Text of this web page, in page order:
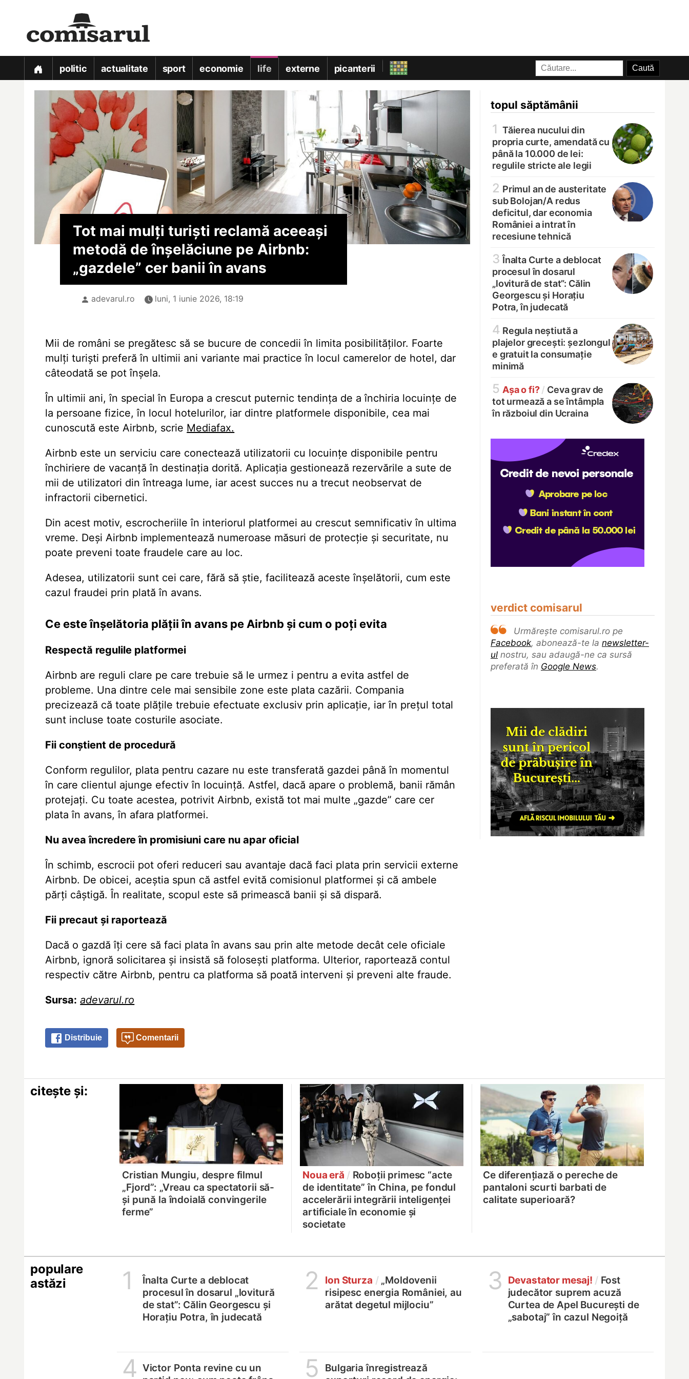
politic actualitate sport economie life externe picanterii
topul săptămânii
1 Tăierea nucului din
propria curte, amendată cu
până la 10.000 de lei:
regulile stricte ale legii
2 Primul an de austeritate
sub Bolojan/A redus
deficitul, dar economia
României a intrat în
recesiune tehnică
3 Înalta Curte a deblocat
procesul în dosarul
„lovitură de stat”: Călin
Georgescu și Horațiu
Potra, în judecată
4 Regula neștiută a
plajelor grecești: șezlongul
e gratuit la consumație
minimă
5 Așa o fi? / Ceva grav de
tot urmează a se întâmpla
în războiul din Ucraina
verdict comisarul
Urmărește comisarul.ro pe
Facebook, abonează-te la newsletter-
ul nostru, sau adaugă-ne ca sursă
preferată în Google News.
Tot mai mulți turiști reclamă aceeași
metodă de înșelăciune pe Airbnb:
„gazdele” cer banii în avans
adevarul.ro luni, 1 iunie 2026, 18:19
Mii de români se pregătesc să se bucure de concedii în limita posibilităților. Foarte
mulți turiști preferă în ultimii ani variante mai practice în locul camerelor de hotel, dar
câteodată se pot înșela.
În ultimii ani, în special în Europa a crescut puternic tendința de a închiria locuințe de
la persoane fizice, în locul hotelurilor, iar dintre platformele disponibile, cea mai
cunoscută este Airbnb, scrie Mediafax.
Airbnb este un serviciu care conectează utilizatorii cu locuințe disponibile pentru
închiriere de vacanță în destinația dorită. Aplicația gestionează rezervările a sute de
mii de utilizatori din întreaga lume, iar acest succes nu a trecut neobservat de
infractorii cibernetici.
Din acest motiv, escrocheriile în interiorul platformei au crescut semnificativ în ultima
vreme. Deși Airbnb implementează numeroase măsuri de protecție și securitate, nu
poate preveni toate fraudele care au loc.
Adesea, utilizatorii sunt cei care, fără să știe, facilitează aceste înșelătorii, cum este
cazul fraudei prin plată în avans.
Ce este înșelătoria plății în avans pe Airbnb și cum o poți evita
Respectă regulile platformei
Airbnb are reguli clare pe care trebuie să le urmez i pentru a evita astfel de
probleme. Una dintre cele mai sensibile zone este plata cazării. Compania
precizează că toate plățile trebuie efectuate exclusiv prin aplicație, iar în prețul total
sunt incluse toate costurile asociate.
Fii conștient de procedură
Conform regulilor, plata pentru cazare nu este transferată gazdei până în momentul
în care clientul ajunge efectiv în locuință. Astfel, dacă apare o problemă, banii rămân
protejați. Cu toate acestea, potrivit Airbnb, există tot mai multe „gazde” care cer
plata în avans, în afara platformei.
Nu avea încredere în promisiuni care nu apar oficial
În schimb, escrocii pot oferi reduceri sau avantaje dacă faci plata prin servicii externe
Airbnb. De obicei, aceștia spun că astfel evită comisionul platformei și că ambele
părți câștigă. În realitate, scopul este să primească banii și să dispară.
Fii precaut și raportează
Dacă o gazdă îți cere să faci plata în avans sau prin alte metode decât cele oficiale
Airbnb, ignoră solicitarea și insistă să folosești platforma. Ulterior, raportează contul
respectiv către Airbnb, pentru ca platforma să poată interveni și preveni alte fraude.
Sursa: adevarul.ro
Distribuie Comentarii
citește și:
Cristian Mungiu, despre filmul
„Fjord”: „Vreau ca spectatorii să-
și pună la îndoială convingerile
ferme”
Noua eră / Roboții primesc “acte
de identitate” în China, pe fondul
accelerării integrării inteligenței
artificiale în economie și
societate
Ce diferențiază o pereche de
pantaloni scurti barbati de
calitate superioară?
populare
astăzi
1
Înalta Curte a deblocat
procesul în dosarul „lovitură
de stat”: Călin Georgescu și
Horațiu Potra, în judecată
2 Ion Sturza / „Moldovenii
risipesc energia României, au
arătat degetul mijlociu”
3 Devastator mesaj! / Fost
judecător suprem acuză
Curtea de Apel București de
„sabotaj” în cazul Negoiță
4 Victor Ponta revine cu un
5
Bulgaria înregistrează